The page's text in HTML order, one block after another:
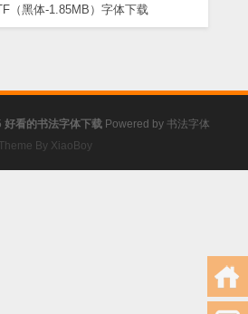
（黑体-1.85MB）字体下载
好看的书法字体下载 Powered by 书法字体
Theme By XiaoBoy